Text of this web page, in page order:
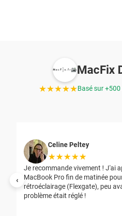
‹
MacFix
★★★★★Basé sur
Celine Peltey
★★★★★
Je recommande vivement ! J'ai
MacBook Pro fin de matinée
rétroéclairage (Flexgate), peu
problème était réglé !